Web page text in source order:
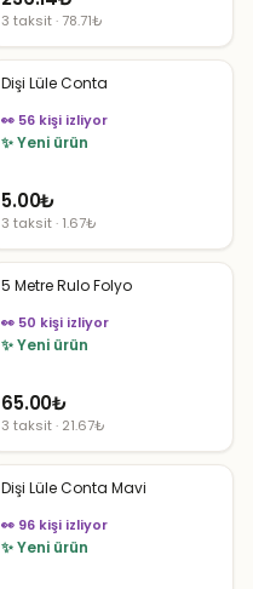
3 taksit · 78.71₺
Dişi Lüle Conta
👀 56 kişi izliyor
✨ Yeni ürün
5.00₺
3 taksit · 1.67₺
5 Metre Rulo Folyo
👀 50 kişi izliyor
✨ Yeni ürün
65.00₺
3 taksit · 21.67₺
Dişi Lüle Conta Mavi
👀 96 kişi izliyor
✨ Yeni ürün